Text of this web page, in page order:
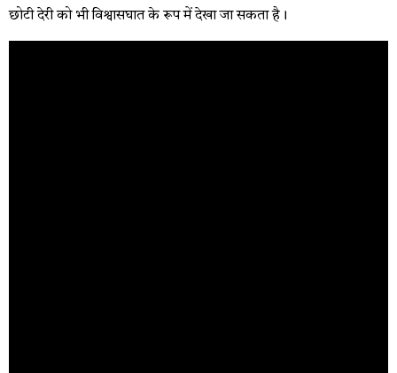
छोटी देरी को भी विश्वासघात के रूप में देखा जा सकता है।